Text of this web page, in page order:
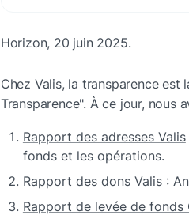
Horizon, 20 juin 2025.
Chez Valis, la transparence
Transparence". À ce jour, nous
Rapport des adresses Valis
fonds et les opérations.
Rapport des dons Valis :
Rapport de levée de fonds